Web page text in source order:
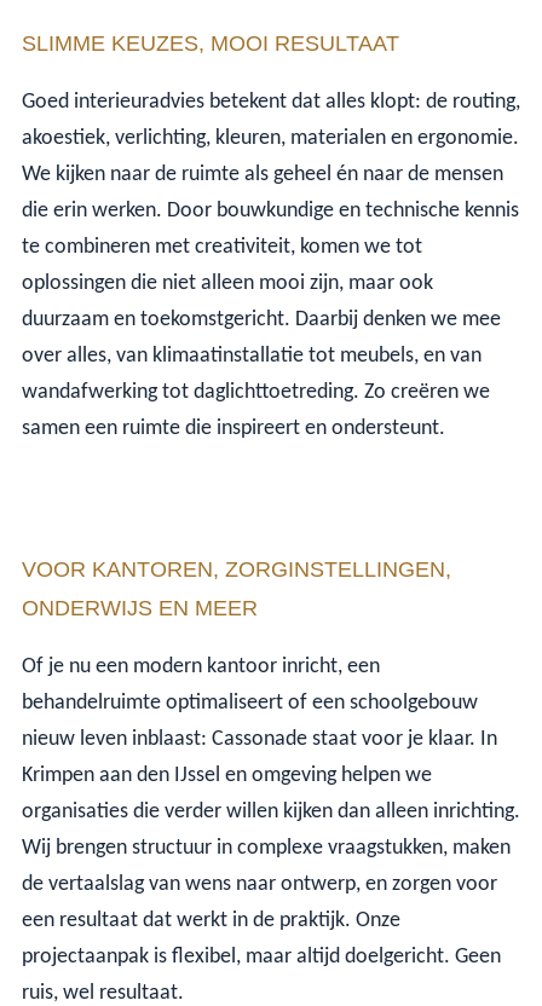
SLIMME KEUZES, MOOI RESULTAAT
Goed interieuradvies betekent dat alles klopt: de routing,
akoestiek, verlichting, kleuren, materialen en ergonomie.
We kijken naar de ruimte als geheel én naar de mensen
die erin werken. Door bouwkundige en technische kennis
te combineren met creativiteit, komen we tot
oplossingen die niet alleen mooi zijn, maar ook
duurzaam en toekomstgericht. Daarbij denken we mee
over alles, van klimaatinstallatie tot meubels, en van
wandafwerking tot daglichttoetreding. Zo creëren we
samen een ruimte die inspireert en ondersteunt.
VOOR KANTOREN, ZORGINSTELLINGEN,
ONDERWIJS EN MEER
Of je nu een modern kantoor inricht, een
behandelruimte optimaliseert of een schoolgebouw
nieuw leven inblaast: Cassonade staat voor je klaar. In
Krimpen aan den IJssel en omgeving helpen we
organisaties die verder willen kijken dan alleen inrichting.
Wij brengen structuur in complexe vraagstukken, maken
de vertaalslag van wens naar ontwerp, en zorgen voor
een resultaat dat werkt in de praktijk. Onze
projectaanpak is flexibel, maar altijd doelgericht. Geen
ruis, wel resultaat.